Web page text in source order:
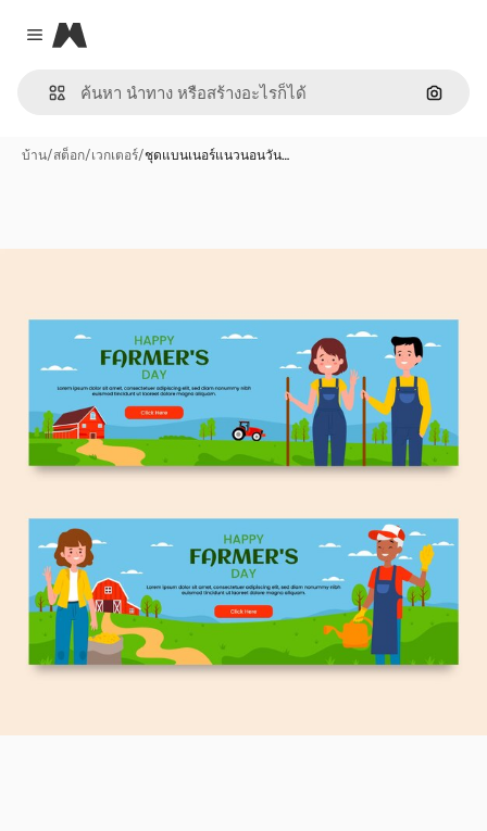
Close menu
Magnific
ค้นหา
บ้าน/สต็อก/เวกเตอร์/ชุดแบนเนอร์แนวนอนวัน…